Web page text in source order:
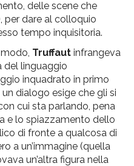
delle scene che
per dare al colloquio
tempo inquisitoria.
Truffaut infrangeva
del linguaggio
inquadrato in primo
dialogo esige che gli si
cui sta parlando, pena
e lo spiazzamento dello
di fronte a qualcosa di
a un’immagine (quella
un’altra figura nella